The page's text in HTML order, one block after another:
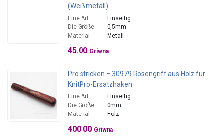
(Weißmetall)
Eine Art
Einseitig
Die Größe
0,5mm
Material
Metall
45.00 Griwna
Pro stricken – 30979 Rosengriff aus Holz für
KnitPro-Ersatzhaken
Eine Art
Einseitig
Die Größe
0mm
Material
Holz
400.00 Griwna